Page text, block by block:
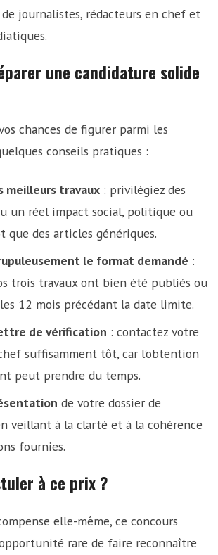
journalistes, rédacteurs en chef et
une candidature solide
chances de figurer parmi les
conseils pratiques :
meilleurs travaux: privilégiez des
un réel impact social, politique ou
que des articles génériques.
le format demandé :
trois travaux ont bien été publiés ou
12 mois précédant la date limite.
de vérification : contactez votre
suffisamment tôt, car l’obtention
peut prendre du temps.
de votre dossier de
veillant à la clarté et à la cohérence
fournies.
à ce prix ?
elle-même, ce concours
rare de faire reconnaître